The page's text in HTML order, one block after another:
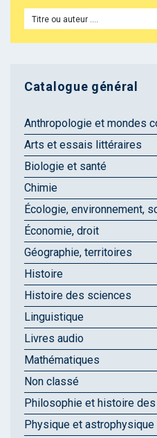
Catalogue général
Anthropologie et mondes
Arts et essais littéraires
Biologie et santé
Chimie
Écologie, environnement,
Économie, droit
Géographie, territoires
Histoire
Histoire des sciences
Linguistique
Livres audio
Mathématiques
Non classé
Philosophie et histoire
Physique et astrophysique